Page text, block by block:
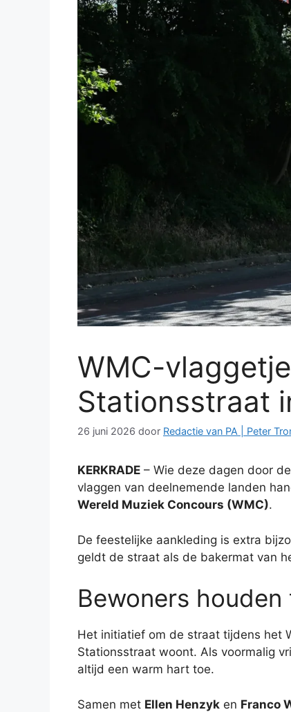
WMC-
Stationsstraat
26 juni 2026 door Redactie van PA | Peter
KERKRADE – Wie deze dagen door
vlaggen van deelnemende landen
Wereld Muziek Concours (WMC).
De feestelijke aankleding is extra
geldt de straat als de bakermat van
Bewoners
Het initiatief om de straat tijdens het
Stationsstraat woont. Als voormalig
altijd een warm hart toe.
Samen met Ellen Henzyk en Franco